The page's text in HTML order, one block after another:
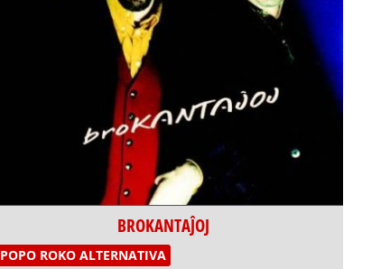
BROKANTAĴOJ
POPO ROKO ALTERNATIVA